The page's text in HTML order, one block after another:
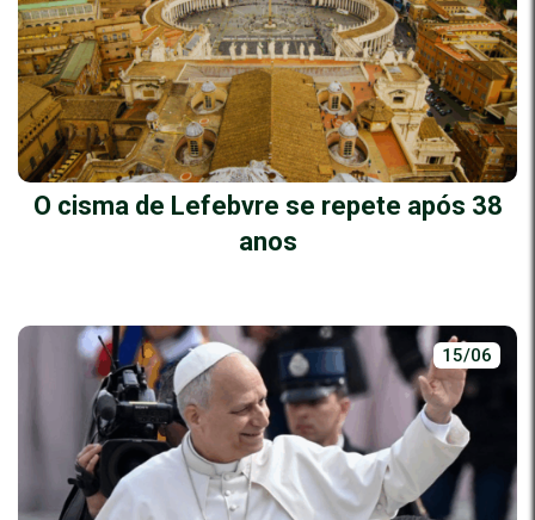
O cisma de Lefebvre se repete após 38
anos
15/06